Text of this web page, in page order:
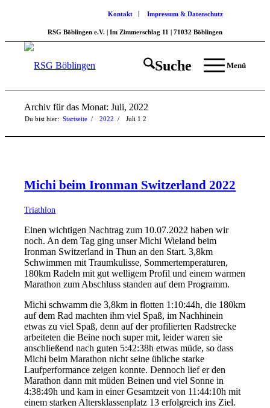
Kontakt Impressum & Datenschutz
RSG Böblingen e.V. | Im Zimmerschlag 11 | 71032 Böblingen
Suche Menü
Archiv für das Monat: Juli, 2022
Du bist hier: Startseite 1
/ 2022 2
/ Juli
Michi beim Ironman Switzerland 2022
Triathlon
Einen wichtigen Nachtrag zum 10.07.2022 haben wir
noch. An dem Tag ging unser Michi Wieland beim
Ironman Switzerland in Thun an den Start. 3,8km
Schwimmen mit Traumkulisse, Sommertemperaturen,
180km Radeln mit gut welligem Profil und einem warmen
Marathon zum Abschluss standen auf dem Programm.
Michi schwamm die 3,8km in flotten 1:10:44h, die 180km
auf dem Rad machten ihm viel Spaß, im Nachhinein
etwas zu viel Spaß, denn auf der profilierten Radstrecke
arbeiteten die Beine noch super mit, leider waren sie
anschließend nach guten 5:42:38h etwas müde, so dass
Michi beim Marathon nicht seine übliche starke
Laufperformance zeigen konnte. Dennoch lief er den
Marathon dann mit müden Beinen und viel Sonne in
4:38:49h und kam in einer Gesamtzeit von 11:44:10h mit
einem starken Altersklassenplatz 13 erfolgreich ins Ziel.